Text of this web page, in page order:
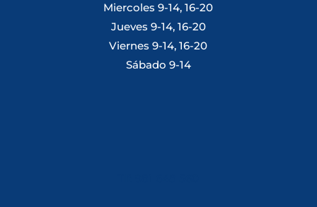
Miercoles 9-14, 16-20
Jueves 9-14, 16-20
Viernes 9-14, 16-20
Sábado 9-14